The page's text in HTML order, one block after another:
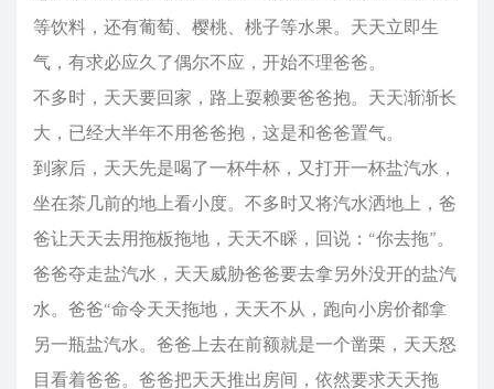
等饮料，还有葡萄、樱桃、桃子等水果。天天立即生
气，有求必应久了偶尔不应，开始不理爸爸。
不多时，天天要回家，路上耍赖要爸爸抱。天天渐渐长
大，已经大半年不用爸爸抱，这是和爸爸置气。
到家后，天天先是喝了一杯牛杯，又打开一杯盐汽水，
坐在茶几前的地上看小度。不多时又将汽水洒地上，爸
爸让天天去用拖板拖地，天天不睬，回说：“你去拖”。
爸爸夺走盐汽水，天天威胁爸爸要去拿另外没开的盐汽
水。爸爸“命令天天拖地，天天不从，跑向小房价都拿
另一瓶盐汽水。爸爸上去在前额就是一个凿栗，天天怒
目看着爸爸。爸爸把天天推出房间，依然要求天天拖